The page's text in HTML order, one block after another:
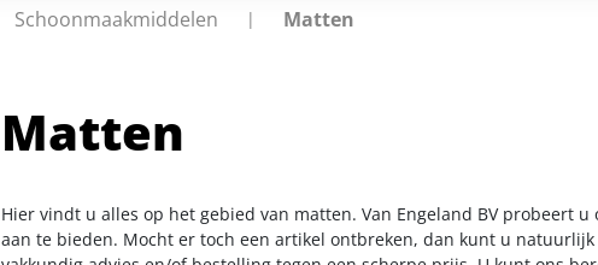
Schoonmaakmiddelen Matten
Matten
Hier vindt u alles op het gebied van matten. Van Engeland BV probeert
aan te bieden. Mocht er toch een artikel ontbreken, dan kunt u